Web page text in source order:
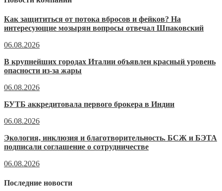
Как защититься от потока вбросов и фейков? На
интересующие мозырян вопросы отвечал Шпаковский
06.08.2026
В крупнейших городах Италии объявлен красный уровень
опасности из-за жары
06.08.2026
БУТБ аккредитовала первого брокера в Индии
06.08.2026
Экология, инклюзия и благотворительность. БСЖ и БЭТА
подписали соглашение о сотрудничестве
06.08.2026
Последние новости